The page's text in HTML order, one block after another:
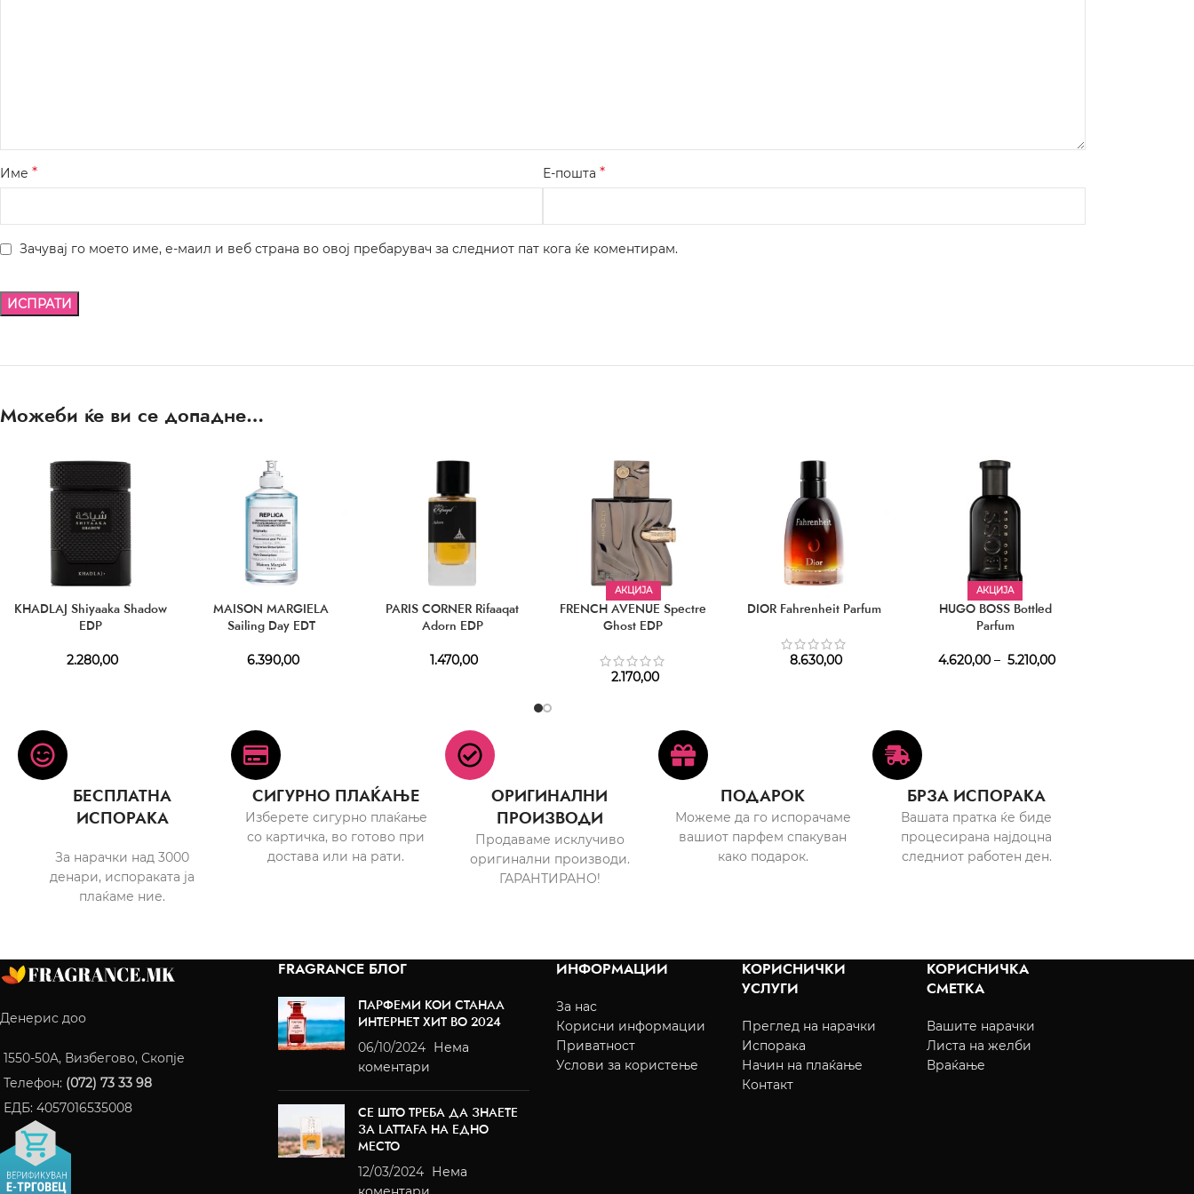
Име * Е-пошта *
Зачувај го моето име, е-маил и веб страна во овој пребарувач за следниот пат кога ќе коментирам.
Можеби ќе ви се допадне…
KHADLAJ Shiyaaka Shadow
EDP
2.280,00
MAISON MARGIELA
Sailing Day EDT
6.390,00
PARIS CORNER Rifaaqat
Adorn EDP
1.470,00
АКЦИЈА
FRENCH AVENUE Spectre
Ghost EDP
2.170,00
DIOR Fahrenheit Parfum
8.630,00
АКЦИЈА
HUGO BOSS Bottled
Parfum
4.620,00 – 5.210,00
БЕСПЛАТНА
ИСПОРАКА
За нарачки над 3000
денари, испораката ја
плаќаме ние.
СИГУРНО ПЛАЌАЊЕ
Изберете сигурно плаќање
со картичка, во готово при
достава или на рати.
ОРИГИНАЛНИ
ПРОИЗВОДИ
Продаваме исклучиво
оригинални производи.
ГАРАНТИРАНО!
ПОДАРОК
Можеме да го испорачаме
вашиот парфем спакуван
како подарок.
БРЗА ИСПОРАКА
Вашата пратка ќе биде
процесирана најдоцна
следниот работен ден.
Денерис доо
1550-50A, Визбегово, Скопје
Телефон: (072) 73 33 98
ЕДБ: 4057016535008
FRAGRANCE БЛОГ
ПАРФЕМИ КОИ СТАНАА
ИНТЕРНЕТ ХИТ ВО 2024
06/10/2024 Нема
коментари
СЕ ШТО ТРЕБА ДА ЗНАЕТЕ
ЗА LATTAFA НА ЕДНО
МЕСТО
12/03/2024 Нема
ИНФОРМАЦИИ
За нас
Корисни информации
Приватност
Услови за користење
КОРИСНИЧКИ
УСЛУГИ
Преглед на нарачки
Испорака
Начин на плаќање
Контакт
КОРИСНИЧКА
СМЕТКА
Вашите нарачки
Листа на желби
Враќање